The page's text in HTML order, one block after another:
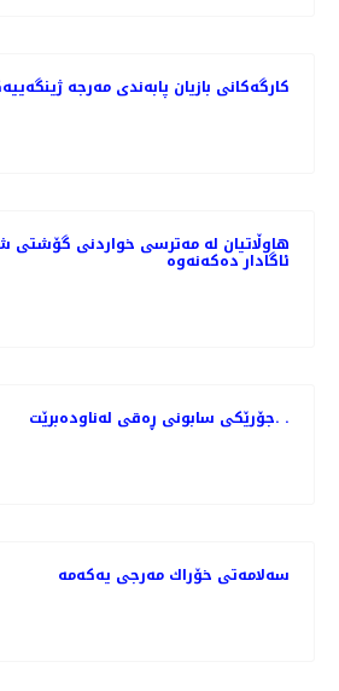
كارگه‌كانی بازیان پابه‌ندی مه‌رجه‌
هاوڵاتیان له‌ مەترسی خواردنی گۆشتی
جۆرێكی سابونی ڕه‌قی له‌ناوده‌برێت. .